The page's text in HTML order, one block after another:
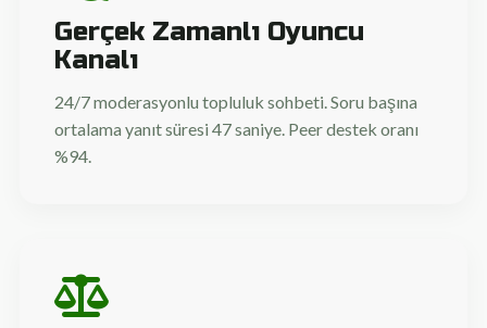
Gerçek Zamanlı Oyuncu
Kanalı
24/7 moderasyonlu topluluk sohbeti. Soru başına
ortalama yanıt süresi 47 saniye. Peer destek oranı
%94.